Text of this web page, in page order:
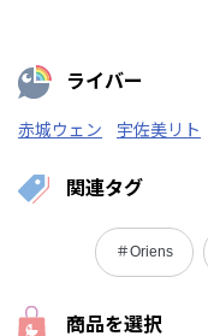
ライバー
赤城ウェン 宇佐美リト
関連タグ
＃Oriens
商品を選択